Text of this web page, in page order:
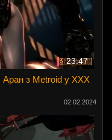
23:47
Аран з Metroid у ХХХ
02.02.2024